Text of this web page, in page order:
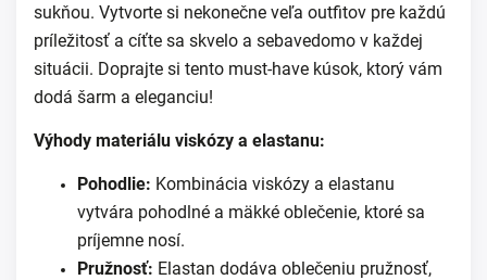
sukňou. Vytvorte si nekonečne veľa outfitov pre každú
príležitosť a cíťte sa skvelo a sebavedomo v každej
situácii. Doprajte si tento must-have kúsok, ktorý vám
dodá šarm a eleganciu!
Výhody materiálu viskózy a elastanu:
Pohodlie: Kombinácia viskózy a elastanu
vytvára pohodlné a mäkké oblečenie, ktoré sa
príjemne nosí.
Pružnosť: Elastan dodáva oblečeniu pružnosť,